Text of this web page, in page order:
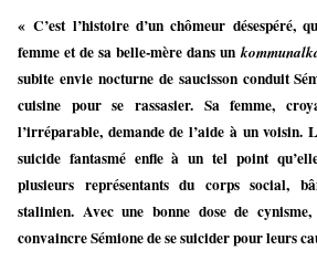
« C’est l’histoire d’un chômeur désespéré,
femme et de sa belle-mère dans un
subite envie nocturne de saucisson conduit
cuisine pour se rassasier. Sa femme,
l’irréparable, demande de l’aide à un voisin.
suicide fantasmé enfle à un tel point
plusieurs représentants du corps social,
stalinien. Avec une bonne dose de
convaincre Sémione de se suicider pour leurs